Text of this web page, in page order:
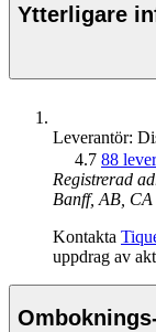
Ytterligare
Leverantör:
4.7 88
Registrerad
Banff, AB, CA
Kontakta
uppdrag av